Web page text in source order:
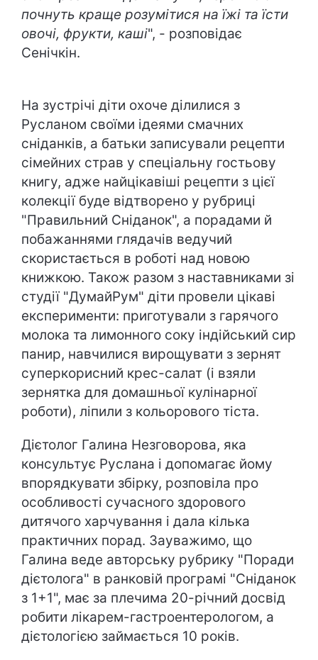
почнуть краще розумітися на їжі та їсти
овочі, фрукти, каші", - розповідає
Сенічкін.
На зустрічі діти охоче ділилися з
Русланом своїми ідеями смачних
сніданків, а батьки записували рецепти
сімейних страв у спеціальну гостьову
книгу, адже найцікавіші рецепти з цієї
колекції буде відтворено у рубриці
"Правильний Сніданок", а порадами й
побажаннями глядачів ведучий
скористається в роботі над новою
книжкою. Також разом з наставниками зі
студії "ДумайРум" діти провели цікаві
експерименти: приготували з гарячого
молока та лимонного соку індійський сир
панир, навчилися вирощувати з зернят
суперкорисний крес-салат (і взяли
зернятка для домашньої кулінарної
роботи), ліпили з кольорового тіста.
Дієтолог Галина Незговорова, яка
консультує Руслана і допомагає йому
впорядкувати збірку, розповіла про
особливості сучасного здорового
дитячого харчування і дала кілька
практичних порад. Зауважимо, що
Галина веде авторську рубрику "Поради
дієтолога" в ранковій програмі "Сніданок
з 1+1", має за плечима 20-річний досвід
робити лікарем-гастроентерологом, а
дієтологією займається 10 років.